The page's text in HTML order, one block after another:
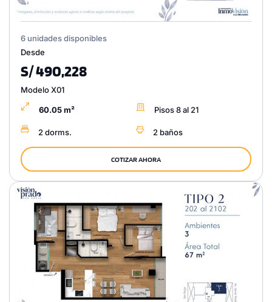
6 unidades disponibles
Desde
S/ 490,228
Modelo X01
60.05 m² Pisos 8 al 21
2 dorms. 2 baños
COTIZAR AHORA